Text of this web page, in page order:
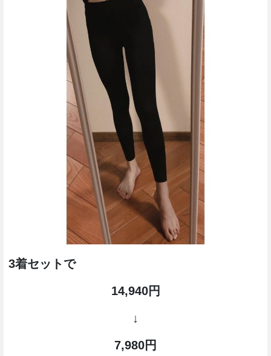
3着セットで
14,940円
↓
7,980円